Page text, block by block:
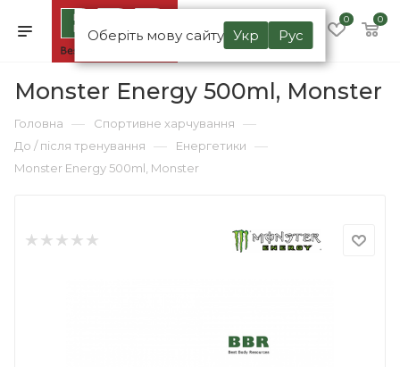
Оберіть мову сайту Укр Рус
0 0
Monster Energy 500ml, Monster
Головна — Спортивне харчування —
До / після тренування — Енергетики —
Monster Energy 500ml, Monster